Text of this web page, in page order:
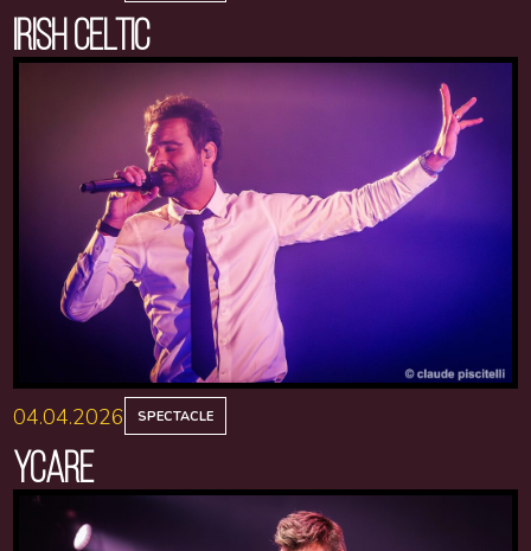
IRISH CELTIC
04.04.2026 SPECTACLE
YCARE